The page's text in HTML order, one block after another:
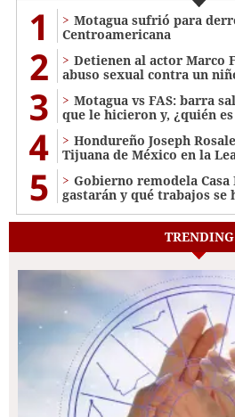
1
Motagua sufrió para
Centroamericana
2
Detienen al actor Marco
abuso sexual contra un
3
Motagua vs FAS: barra
que le hicieron y, ¿quién
4
Hondureño Joseph
Tijuana de México en la
5
Gobierno remodela
gastarán y qué trabajos se
TRENDING